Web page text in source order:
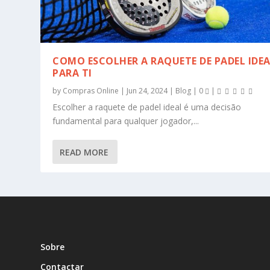
COMO ESCOLHER A RAQUETE DE PADEL
PARA TI
by Compras Online | Jun 24, 2024| Blog | 0 |
Escolher a raquete de padel ideal é uma decisão
fundamental para qualquer jogador,...
READ MORE
Sobre
Contactar